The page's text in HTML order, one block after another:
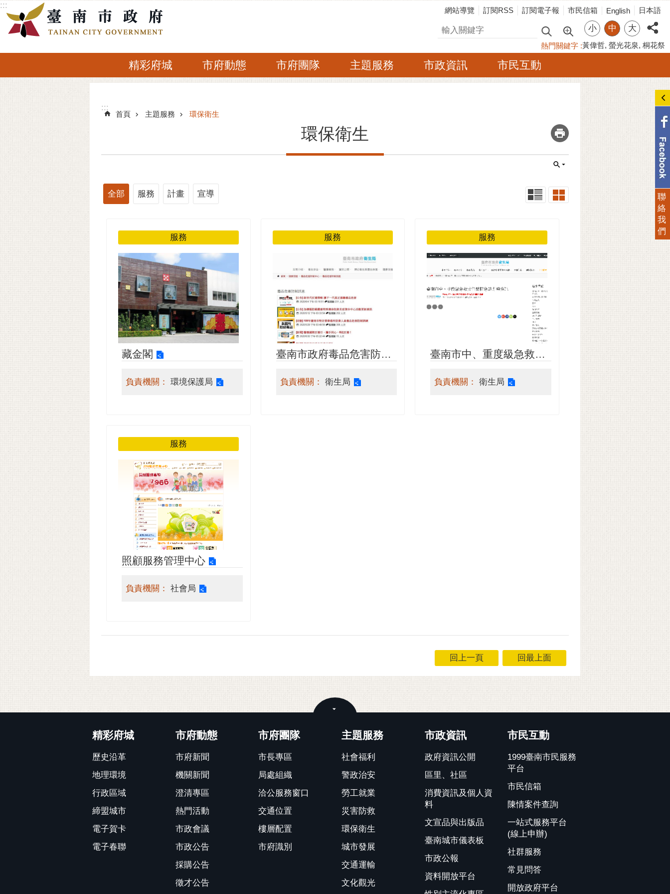
跳到主要內容區塊
:::
網站導覽 訂閱RSS 訂閱電子報 市民信箱 English 日本語
搜尋 小 中 大
熱門關鍵字 黃偉哲 螢光花泉 桐花祭
精彩府城 市府動態 市府團隊 主題服務 市政資訊 市民互動
:::
:::
首頁 主題服務 環保衛生
環保衛生 _
全部 服務 計畫 宣導
服務
藏金閣
負責機關： 環境保護局
服務
臺南市政府毒品危害防制
負責機關： 衛生局
服務
臺南市中、重度級急救責
負責機關： 衛生局
服務
照顧服務管理中心
負責機關： 社會局
回上一頁 回最上面
精彩府城
歷史沿革
地理環境
行政區域
締盟城市
電子賀卡
電子春聯
市府動態
市府新聞
機關新聞
澄清專區
熱門活動
市政會議
市政公告
採購公告
徵才公告
市府團隊
市長專區
局處組織
洽公服務窗口
交通位置
樓層配置
市府識別
主題服務
社會福利
警政治安
勞工就業
災害防救
環保衛生
城市發展
交通運輸
文化觀光
市政資訊
政府資訊公開
區里、社區
消費資訊及個人資
料
文宣品與出版品
臺南城市儀表板
市政公報
資料開放平台
市民互動
1999臺南市民服務
平台
市民信箱
陳情案件查詢
一站式服務平台
(線上申辦)
社群服務
常見問答
開放政府平台
聯
絡
我
們